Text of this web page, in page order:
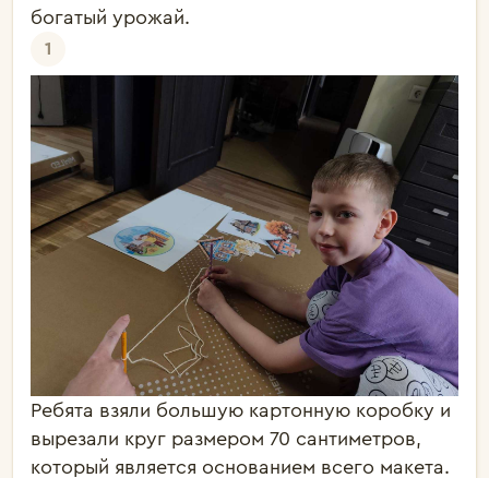
богатый урожай.
1
Ребята взяли большую картонную коробку и
вырезали круг размером 70 сантиметров,
который является основанием всего макета.